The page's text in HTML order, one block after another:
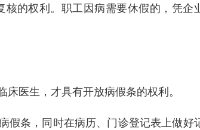
的权利。职工因病需要休假的，凭
医生，才具有开放病假条的权利。
假条，同时在病历、门诊登记表上做